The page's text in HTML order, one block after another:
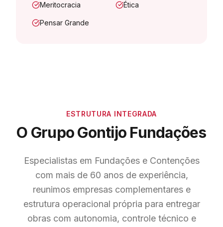
Meritocracia Ética
Pensar Grande
ESTRUTURA INTEGRADA
O Grupo Gontijo Fundações
Especialistas em Fundações e Contenções
com mais de 60 anos de experiência,
reunimos empresas complementares e
estrutura operacional própria para entregar
obras com autonomia, controle técnico e